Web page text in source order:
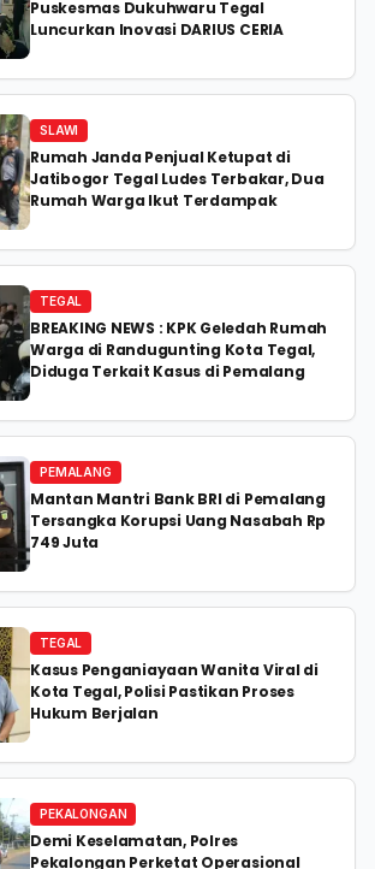
Puskesmas Dukuhwaru Tegal
Luncurkan Inovasi DARIUS CERIA
SLAWI
Rumah Janda Penjual Ketupat di
Jatibogor Tegal Ludes Terbakar, Dua
Rumah Warga Ikut Terdampak
TEGAL
BREAKING NEWS : KPK Geledah Rumah
Warga di Randugunting Kota Tegal,
Diduga Terkait Kasus di Pemalang
PEMALANG
Mantan Mantri Bank BRI di Pemalang
Tersangka Korupsi Uang Nasabah Rp
749 Juta
TEGAL
Kasus Penganiayaan Wanita Viral di
Kota Tegal, Polisi Pastikan Proses
Hukum Berjalan
PEKALONGAN
Demi Keselamatan, Polres
Pekalongan Perketat Operasional